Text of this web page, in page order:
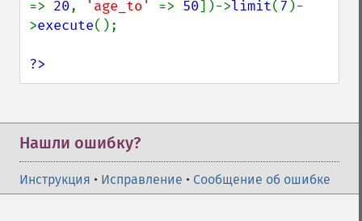
=> 20, 'age_to' => 50])->limit(7 )-
>execute();
?>
Нашли ошибку?
Инструкция • Исправление • Сообщение об ошибке